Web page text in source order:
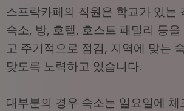
스프락카페의 직원은 학교가 있는
숙소, 방, 호텔, 호스트 패밀리 등
고 주기적으로 점검, 지역에 맞는
맞도록 노력하고 있습니다.
대부분의 경우 숙소는 일요일에